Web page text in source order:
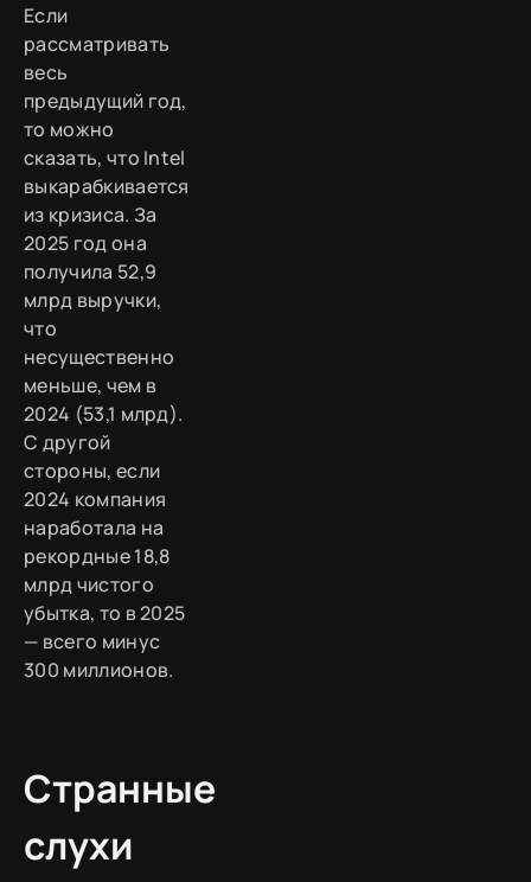
Если
рассматривать
весь
предыдущий год,
то можно
сказать, что Intel
выкарабкивается
из кризиса. За
2025 год она
получила 52,9
млрд выручки,
что
несущественно
меньше, чем в
2024 (53,1 млрд).
С другой
стороны, если
2024 компания
наработала на
рекордные 18,8
млрд чистого
убытка, то в 2025
— всего минус
300 миллионов.
Странные
слухи